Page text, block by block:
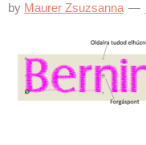
by Maurer Zsuzsanna